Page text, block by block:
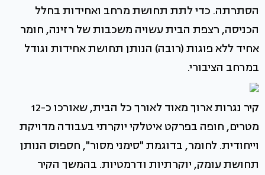
הסתרתה. כדי לתת תחושת מרחב ואחידות בחלל
הכניסה, רצפת הבית עשויה משכבות של רזינה, חומר
אחיד ללא פוגות (רובה) הנותן תחושת אחידות וגודל
במרחב הציבורי.
קיר נגרות ארוך מאוד לאורך כל הבית, שאורכו כ-12
מטרים, חופה בפרקט איטלקי יוקרתי בעבודה מדויקת
וייחודית. לחומר, בדוגמת "סימני מסור", חספוס הנותן
תחושת עומק, יוקרתיות ודרמטיות. בהמשך הקיר